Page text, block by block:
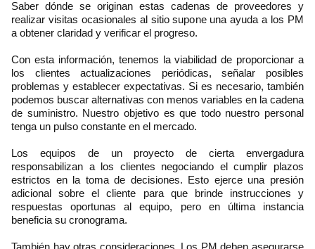
Saber dónde se originan estas cadenas de proveedores y
realizar visitas ocasionales al sitio supone una ayuda a los PM
a obtener claridad y verificar el progreso.
Con esta información, tenemos la viabilidad de proporcionar a
los clientes actualizaciones periódicas, señalar posibles
problemas y establecer expectativas. Si es necesario, también
podemos buscar alternativas con menos variables en la cadena
de suministro. Nuestro objetivo es que todo nuestro personal
tenga un pulso constante en el mercado.
Los equipos de un proyecto de cierta envergadura
responsabilizan a los clientes negociando el cumplir plazos
estrictos en la toma de decisiones. Esto ejerce una presión
adicional sobre el cliente para que brinde instrucciones y
respuestas oportunas al equipo, pero en última instancia
beneficia su cronograma.
También hay otras consideraciones. Los PM deben asegurarse